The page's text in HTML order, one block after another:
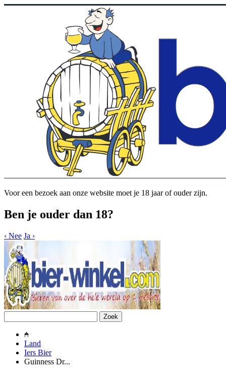
Voor een bezoek aan onze website moet je 18 jaar of ouder zijn.
Ben je ouder dan 18?
‹ Nee Ja ›
Land
Iers Bier
Guinness Dr...